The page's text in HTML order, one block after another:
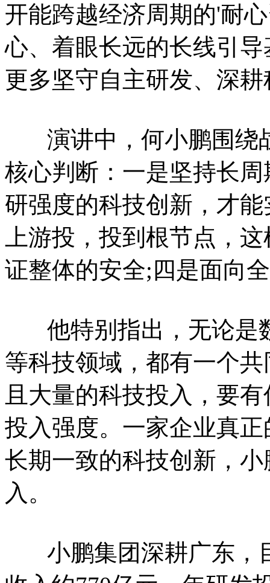
开能跨越经济周期的'耐
心、着眼长远的长线引
更多坚守自主研发、深
演讲中，何小鹏围绕
核心判断：一是坚持长
研强度的科技创新，才
上游投，投到根节点，
证整体的安全;四是面向
他特别指出，无论是
等科技领域，都有一个
且大量的科技投入，要
投入强度。一家企业真
长期一致的科技创新，
入。
小鹏集团深耕广东，